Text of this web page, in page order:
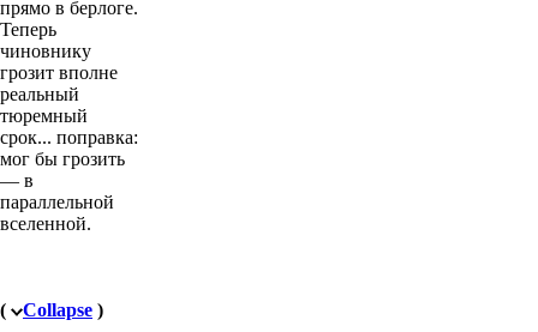
прямо в берлоге.
Теперь
чиновнику
грозит вполне
реальный
тюремный
срок... поправка:
мог бы грозить
— в
параллельной
вселенной.
( Collapse )